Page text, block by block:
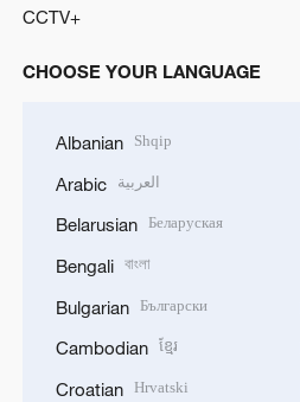
CCTV+
CHOOSE YOUR LANGUAGE
Albanian Shqip
Arabic العربية
Belarusian Беларуская
Bengali বাংলা
Bulgarian Български
Cambodian ខ្មែរ
Croatian Hrvatski